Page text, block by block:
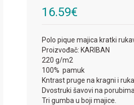
16.59€
Polo pique majica kratki
Proizvođač: KARIBAN
220 g/m2
100% pamuk
Kntrast pruge na kragni i
Dvostruki šavovi na porubima.
Tri gumba u boji majice.